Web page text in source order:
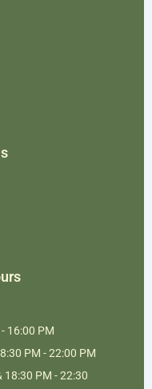
16:00 PM
PM - 22:00 PM
18:30 PM - 22:30